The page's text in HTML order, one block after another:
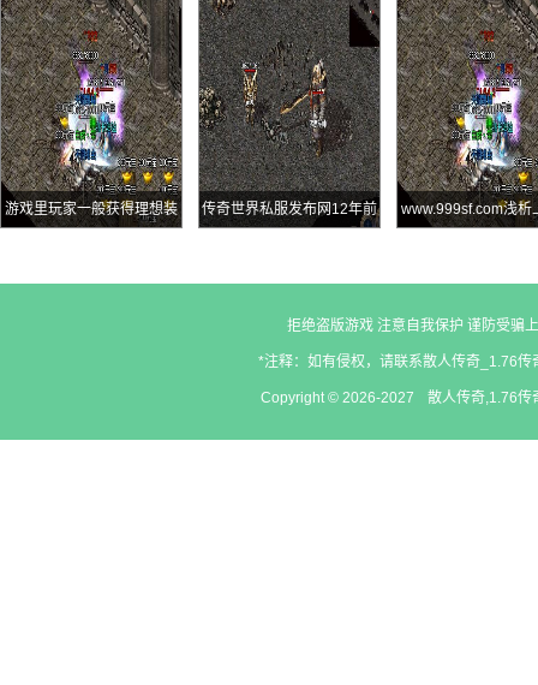
过程如何
游戏里玩家一般获得理想装 传奇世界私服发布网12年前 www.999sf.com浅析
拒绝盗版游戏 注意自我保护 谨防受骗
*注释：如有侵权，请联系散人传奇_1.76
Copyright © 2026-2027 散人传奇,1.76传